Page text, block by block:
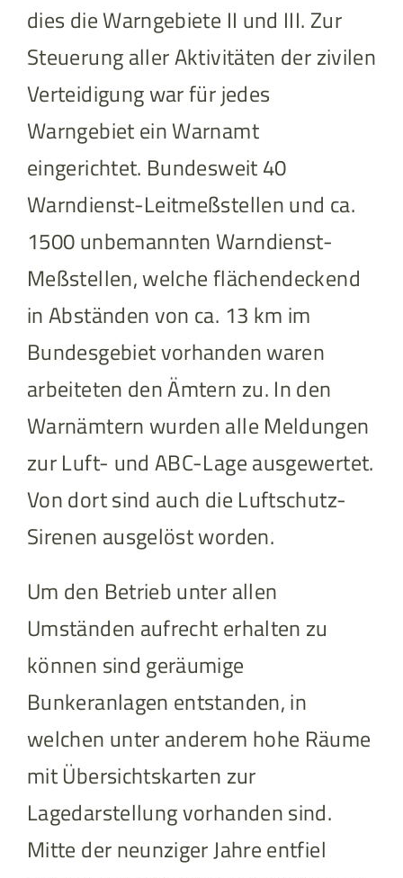
dies die Warngebiete II und III. Zur
Steuerung aller Aktivitäten der zivilen
Verteidigung war für jedes
Warngebiet ein Warnamt
eingerichtet. Bundesweit 40
Warndienst-Leitmeßstellen und ca.
1500 unbemannten Warndienst-
Meßstellen, welche flächendeckend
in Abständen von ca. 13 km im
Bundesgebiet vorhanden waren
arbeiteten den Ämtern zu. In den
Warnämtern wurden alle Meldungen
zur Luft- und ABC-Lage ausgewertet.
Von dort sind auch die Luftschutz-
Sirenen ausgelöst worden.
Um den Betrieb unter allen
Umständen aufrecht erhalten zu
können sind geräumige
Bunkeranlagen entstanden, in
welchen unter anderem hohe Räume
mit Übersichtskarten zur
Lagedarstellung vorhanden sind.
Mitte der neunziger Jahre entfiel